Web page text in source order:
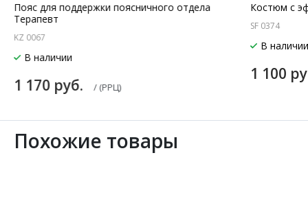
Пояс для поддержки поясничного отдела
Терапевт
KZ 0067
В наличии
1 170 руб. / (РРЦ)
Костюм с
SF 0374
В
1 100
Похожие товары